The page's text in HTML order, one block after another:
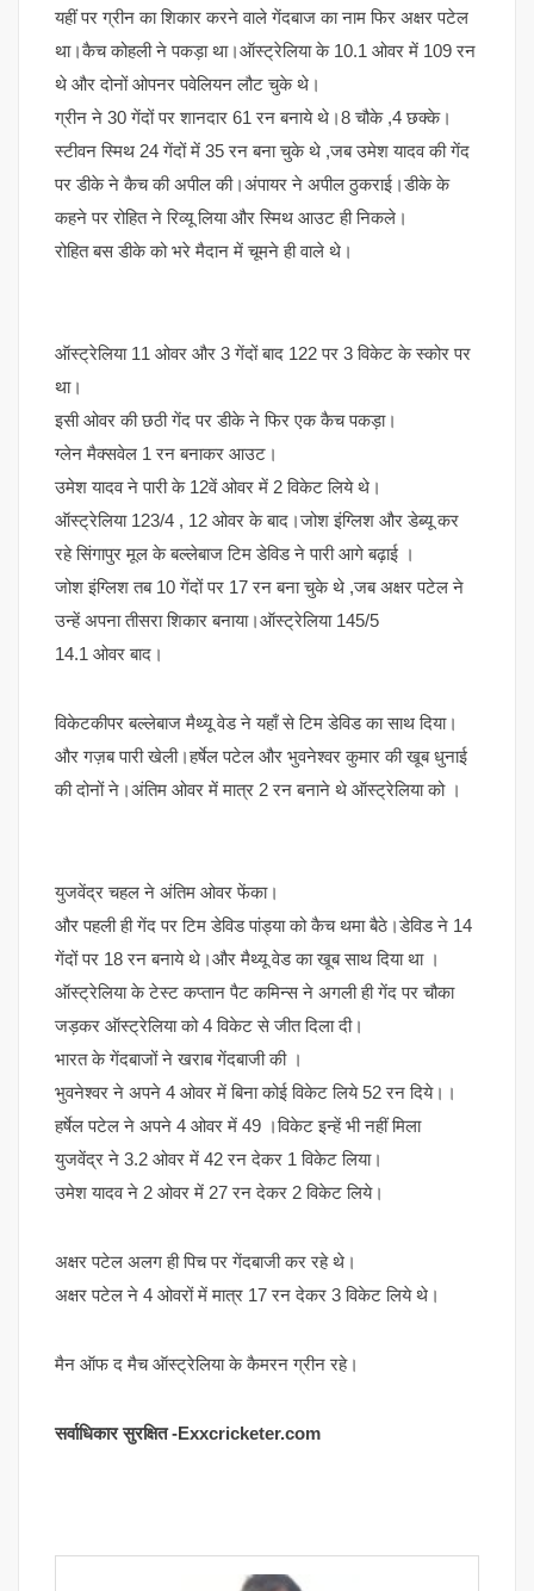
यहीं पर ग्रीन का शिकार करने वाले गेंदबाज का नाम फिर अक्षर पटेल
था।कैच कोहली ने पकड़ा था।ऑस्ट्रेलिया के 10.1 ओवर में 109 रन
थे और दोनों ओपनर पवेलियन लौट चुके थे।
ग्रीन ने 30 गेंदों पर शानदार 61 रन बनाये थे।8 चौके ,4 छक्के।
स्टीवन स्मिथ 24 गेंदों में 35 रन बना चुके थे ,जब उमेश यादव की गेंद
पर डीके ने कैच की अपील की।अंपायर ने अपील ठुकराई।डीके के
कहने पर रोहित ने रिव्यू लिया और स्मिथ आउट ही निकले।
रोहित बस डीके को भरे मैदान में चूमने ही वाले थे।
ऑस्ट्रेलिया 11 ओवर और 3 गेंदों बाद 122 पर 3 विकेट के स्कोर पर
था।
इसी ओवर की छठी गेंद पर डीके ने फिर एक कैच पकड़ा।
ग्लेन मैक्सवेल 1 रन बनाकर आउट।
उमेश यादव ने पारी के 12वें ओवर में 2 विकेट लिये थे।
ऑस्ट्रेलिया 123/4 , 12 ओवर के बाद।जोश इंग्लिश और डेब्यू कर
रहे सिंगापुर मूल के बल्लेबाज टिम डेविड ने पारी आगे बढ़ाई ।
जोश इंग्लिश तब 10 गेंदों पर 17 रन बना चुके थे ,जब अक्षर पटेल ने
उन्हें अपना तीसरा शिकार बनाया।ऑस्ट्रेलिया 145/5
14.1 ओवर बाद।
विकेटकीपर बल्लेबाज मैथ्यू वेड ने यहाँ से टिम डेविड का साथ दिया।
और गज़ब पारी खेली।हर्षेल पटेल और भुवनेश्वर कुमार की खूब धुनाई
की दोनों ने।अंतिम ओवर में मात्र 2 रन बनाने थे ऑस्ट्रेलिया को ।
युजवेंद्र चहल ने अंतिम ओवर फेंका।
और पहली ही गेंद पर टिम डेविड पांड्या को कैच थमा बैठे।डेविड ने 14
गेंदों पर 18 रन बनाये थे।और मैथ्यू वेड का खूब साथ दिया था ।
ऑस्ट्रेलिया के टेस्ट कप्तान पैट कमिन्स ने अगली ही गेंद पर चौका
जड़कर ऑस्ट्रेलिया को 4 विकेट से जीत दिला दी।
भारत के गेंदबाजों ने खराब गेंदबाजी की ।
भुवनेश्वर ने अपने 4 ओवर में बिना कोई विकेट लिये 52 रन दिये।।
हर्षेल पटेल ने अपने 4 ओवर में 49 ।विकेट इन्हें भी नहीं मिला
युजवेंद्र ने 3.2 ओवर में 42 रन देकर 1 विकेट लिया।
उमेश यादव ने 2 ओवर में 27 रन देकर 2 विकेट लिये।
अक्षर पटेल अलग ही पिच पर गेंदबाजी कर रहे थे।
अक्षर पटेल ने 4 ओवरों में मात्र 17 रन देकर 3 विकेट लिये थे।
मैन ऑफ द मैच ऑस्ट्रेलिया के कैमरन ग्रीन रहे।
सर्वाधिकार सुरक्षित -Exxcricketer.com